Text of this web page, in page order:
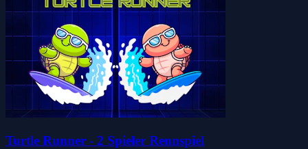
Turtle Runner - 2 Spieler Rennspiel